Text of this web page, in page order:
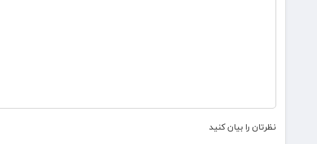
نظرتان را بیان کنید